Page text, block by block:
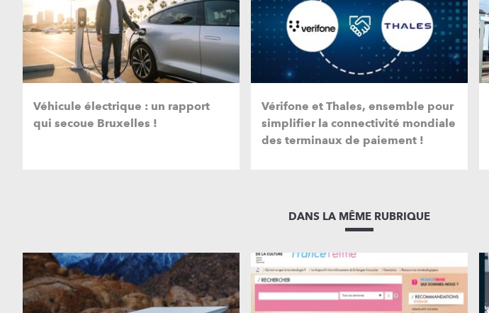
Véhicule électrique : un rapport
qui secoue Bruxelles !
Vérifone et Thales, ensemble pour
simplifier la connectivité mondiale
des terminaux de paiement !
DANS LA MÊME RUBRIQUE